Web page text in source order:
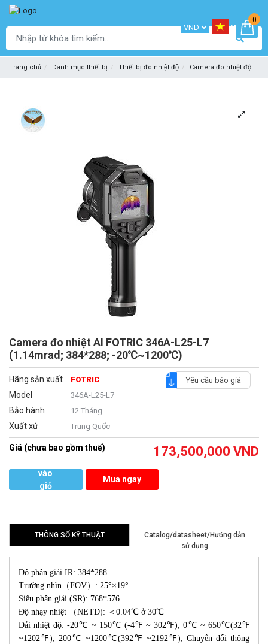
0
Trang chủ Danh mục thiết bị Thiết bị đo nhiệt độ Camera đo nhiệt độ
Camera đo nhiệt AI FOTRIC 346A-L25-L7
(1.14mrad; 384*288; -20℃~1200℃)
Hãng sản xuất FOTRIC
Model 346A-L25-L7
Bảo hành 12 Tháng
Xuất xứ Trung Quốc
Yêu cầu báo giá
Giá (chưa bao gồm thuế) 173,500,000 VND
vào
giỏ
Mua ngay
THÔNG SỐ KỸ THUẬT
Catalog/datasheet/Hướng dẫn
sử dụng
Độ phân giải IR: 384*288
Trường nhìn（FOV）: 25°×19°
Siêu phân giải (SR): 768*576
Độ nhạy nhiệt （NETD): ＜0.04℃ ở 30℃
Dải nhiệt độ: -20℃ ~ 150℃ (-4℉ ~ 302℉); 0℃ ~ 650℃(32℉
~1202℉); 200℃ ~1200℃(392℉ ~2192℉); Chuyển đổi thông